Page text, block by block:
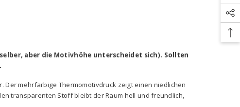
aber die Motivhöhe unterscheidet sich). Sollten
Der mehrfarbige Thermomotivdruck zeigt einen niedlichen
transparenten Stoff bleibt der Raum hell und freundlich,